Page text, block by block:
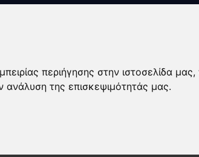
περιήγησης στην ιστοσελίδα
ανάλυση της επισκεψιμότητάς μας.